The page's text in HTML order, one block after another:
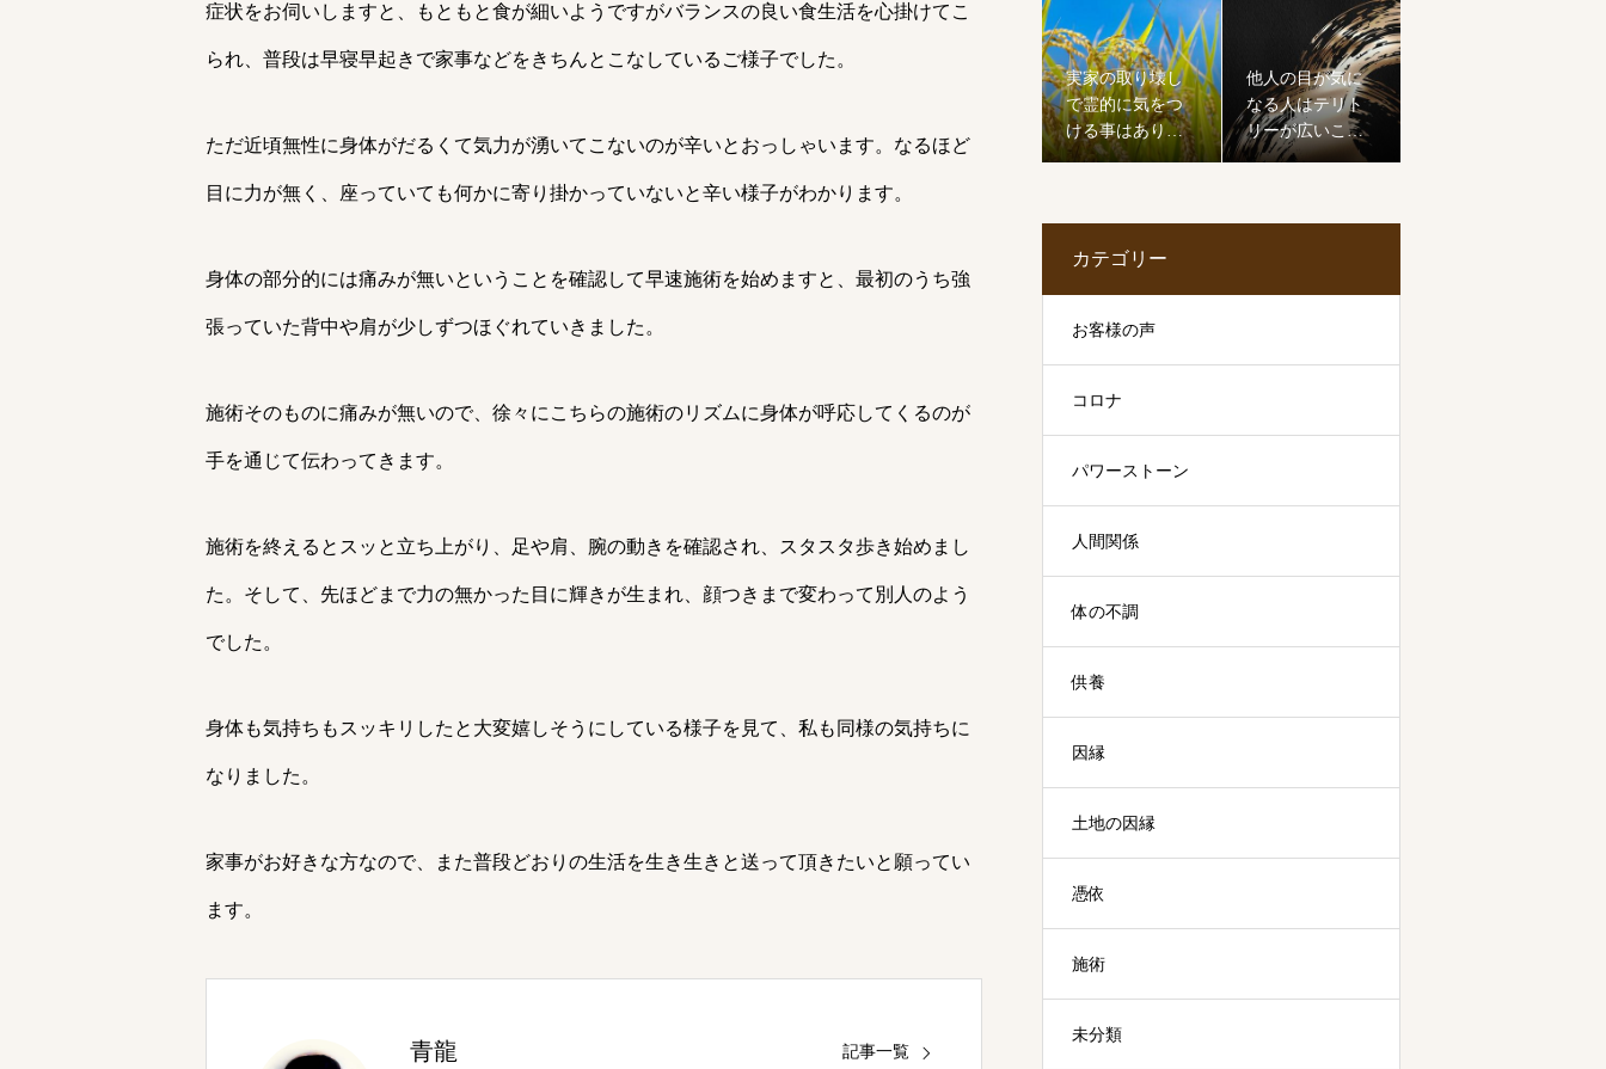
症状をお伺いしますと、もともと食が細いようですがバランスの良い食生活を心掛けてこ
られ、普段は早寝早起きで家事などをきちんとこなしているご様子でした。
ただ近頃無性に身体がだるくて気力が湧いてこないのが辛いとおっしゃいます。なるほど
目に力が無く、座っていても何かに寄り掛かっていないと辛い様子がわかります。
身体の部分的には痛みが無いということを確認して早速施術を始めますと、最初のうち強
張っていた背中や肩が少しずつほぐれていきました。
施術そのものに痛みが無いので、徐々にこちらの施術のリズムに身体が呼応してくるのが
手を通じて伝わってきます。
施術を終えるとスッと立ち上がり、足や肩、腕の動きを確認され、スタスタ歩き始めまし
た。そして、先ほどまで力の無かった目に輝きが生まれ、顔つきまで変わって別人のよう
でした。
身体も気持ちもスッキリしたと大変嬉しそうにしている様子を見て、私も同様の気持ちに
なりました。
家事がお好きな方なので、また普段どおりの生活を生き生きと送って頂きたいと願ってい
ます。
青龍 記事一覧
実家の取り壊し
で霊的に気をつ
ける事はありま
すか？
他人の目が気に
なる人はテリト
リーが広いこと
を知ろう
カテゴリー
お客様の声
コロナ
パワーストーン
人間関係
体の不調
供養
因縁
土地の因縁
憑依
施術
未分類